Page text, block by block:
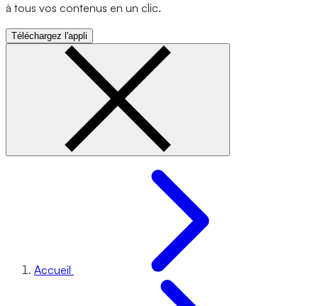
à tous vos contenus en un clic.
Téléchargez l'appli
Accueil